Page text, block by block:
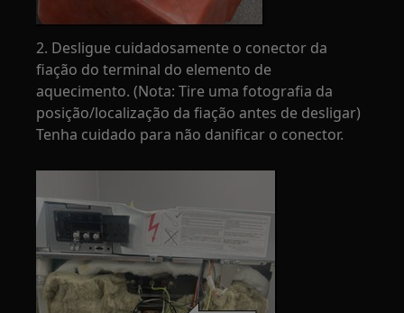
2. Desligue cuidadosamente o conector da
fiação do terminal do elemento de
aquecimento. (Nota: Tire uma fotografia da
posição/localização da fiação antes de desligar)
Tenha cuidado para não danificar o conector.